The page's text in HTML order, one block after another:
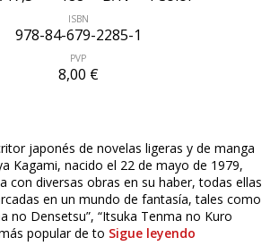
ISBN
978-84-679-2285-1
PVP
8,00 €
japonés de novelas ligeras y de manga
Kagami, nacido el 22 de mayo de 1979,
con diversas obras en su haber, todas ellas
en un mundo de fantasía, tales como
no Densetsu”, “Itsuka Tenma no Kuro
popular de to Sigue leyendo